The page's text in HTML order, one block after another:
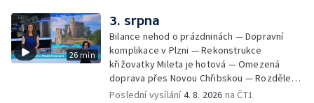
pastí na hmyz se chytají ptáci
zřítil strop — Požár lesa u šumavských
Nezdic — Modernizace úseku dálnice D8 —
Ocenění pro řidiče za záchranu ženy —
Skončily lhůty pro podání volebních listin —
Tři případy utonutí na jihu Čech — Na řece
Orlici nelze plout kvůli demolici mostu —
Čištění Karlova mostu — Porušování pravidel
26 min
3. srpna
Bilance nehod o prázdninách — Dopravní
komplikace v Plzni — Rekonstrukce
křižovatky Mileta je hotová — Omezená
doprava přes Novou Chřibskou — Rozdělení
peněz ušetřených za rekultivace — Světový
Poslední vysílání4. 8. 2026 na ČT1